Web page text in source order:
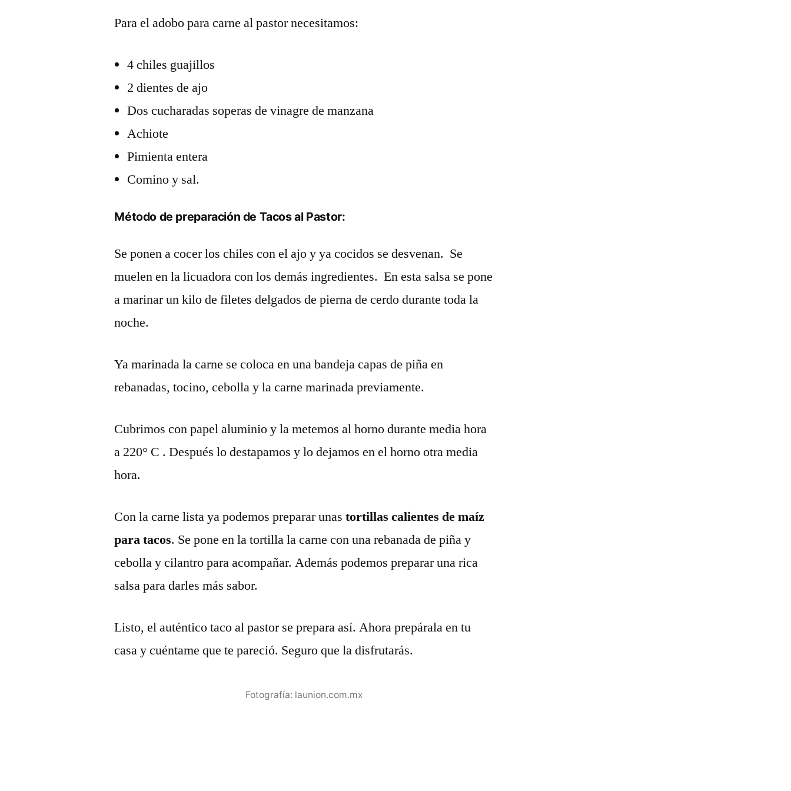
Para el adobo para carne al pastor necesitamos:
4 chiles guajillos
2 dientes de ajo
Dos cucharadas soperas de vinagre de manzana
Achiote
Pimienta entera
Comino y sal.
Método de preparación de Tacos al Pastor:
Se ponen a cocer los chiles con el ajo y ya cocidos se desvenan. Se
muelen en la licuadora con los demás ingredientes. En esta salsa se pone
a marinar un kilo de filetes delgados de pierna de cerdo durante toda la
noche.
Ya marinada la carne se coloca en una bandeja capas de piña en
rebanadas, tocino, cebolla y la carne marinada previamente.
Cubrimos con papel aluminio y la metemos al horno durante media hora
a 220° C . Después lo destapamos y lo dejamos en el horno otra media
hora.
Con la carne lista ya podemos preparar unastortillas calientes de maíz
para tacos. Se pone en la tortilla la carne con una rebanada de piña y
cebolla y cilantro para acompañar. Además podemos preparar una rica
salsa para darles más sabor.
Listo, el auténtico taco al pastor se prepara así. Ahora prepárala en tu
casa y cuéntame que te pareció. Seguro que la disfrutarás.
Fotografía: launion.com.mx